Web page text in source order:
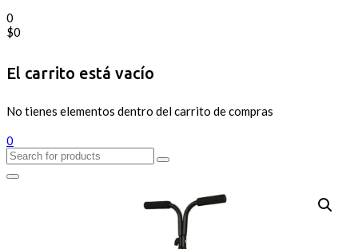
0
$0
El carrito está vacío
No tienes elementos dentro del carrito de compras
0